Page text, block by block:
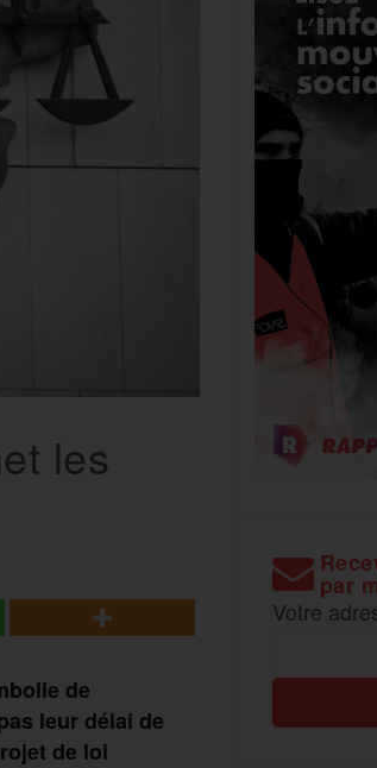
les
de
leur délai de
de loi
par
Votre